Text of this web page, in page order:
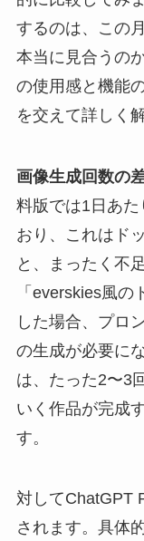
するのは、この
本当に見合うの
の使用感と機能
を交えて詳しく
画像生成回数の
料版では1日あ
おり、これはド
と、まったく不
「everskies風
した場合、プロ
の生成が必要に
は、たった2〜3
いく作品が完成
す。
対してChatGPT
されます。具体